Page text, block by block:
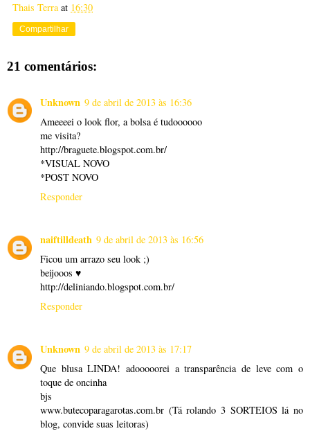
Thais Terra at 16:30
Compartilhar
21 comentários:
Unknown 9 de abril de 2013 às 16:36
Ameeeei o look flor, a bolsa é tudoooooo
me visita?
http://braguete.blogspot.com.br/
*VISUAL NOVO
*POST NOVO
Responder
naiftilldeath 9 de abril de 2013 às 16:56
Ficou um arrazo seu look ;)
beijooos ♥
http://deliniando.blogspot.com.br/
Responder
Unknown 9 de abril de 2013 às 17:17
Que blusa LINDA! adooooorei a transparência de leve com o
toque de oncinha
bjs
www.butecoparagarotas.com.br (Tá rolando 3 SORTEIOS lá no
blog, convide suas leitoras)